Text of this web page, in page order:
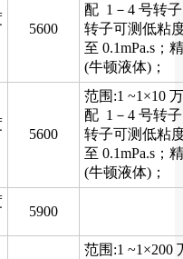
5600
配 1－4 号转
转子可测低粘
至 0.1mPa.s；
(牛顿液体)；
5600
范围:1 ~1×10
配 1－4 号转
转子可测低粘
至 0.1mPa.s；
(牛顿液体)；
5900
范围:1 ~1×200